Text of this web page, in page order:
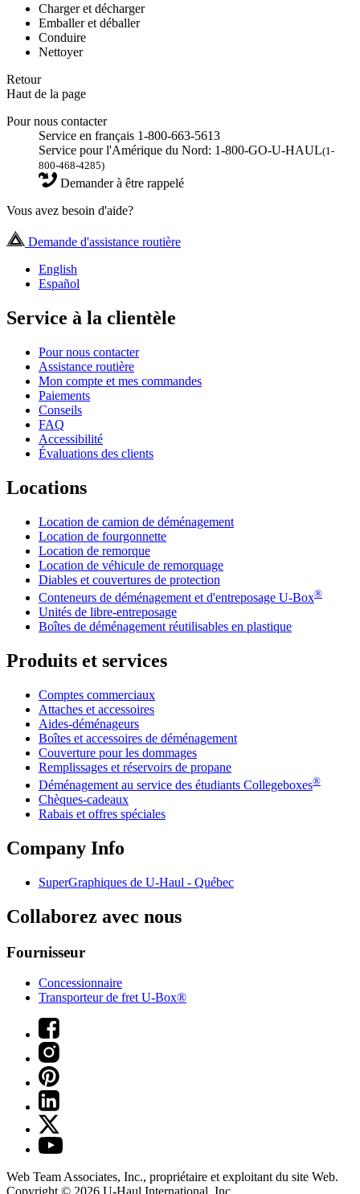
Charger et décharger
Emballer et déballer
Conduire
Nettoyer
Retour
Haut de la page
Pour nous contacter
Service en français 1-800-663-5613
Service pour l'Amérique du Nord: 1-800-GO-U-HAUL(1-
800-468-4285)
Demander à être rappelé
Vous avez besoin d'aide?
Demande d'assistance routière
English
Español
Service à la clientèle
Pour nous contacter
Assistance routière
Mon compte et mes commandes
Paiements
Conseils
FAQ
Accessibilité
Évaluations des clients
Locations
Location de camion de déménagement
Location de fourgonnette
Location de remorque
Location de véhicule de remorquage
Diables et couvertures de protection
Conteneurs de déménagement et d'entreposage U-Box®
Unités de libre-entreposage
Boîtes de déménagement réutilisables en plastique
Produits et services
Comptes commerciaux
Attaches et accessoires
Aides-déménageurs
Boîtes et accessoires de déménagement
Couverture pour les dommages
Remplissages et réservoirs de propane
Déménagement au service des étudiants Collegeboxes®
Chèques-cadeaux
Rabais et offres spéciales
Company Info
SuperGraphiques de U-Haul - Québec
Collaborez avec nous
Fournisseur
Concessionnaire
Transporteur de fret U-Box®
Web Team Associates, Inc., propriétaire et exploitant du site Web.